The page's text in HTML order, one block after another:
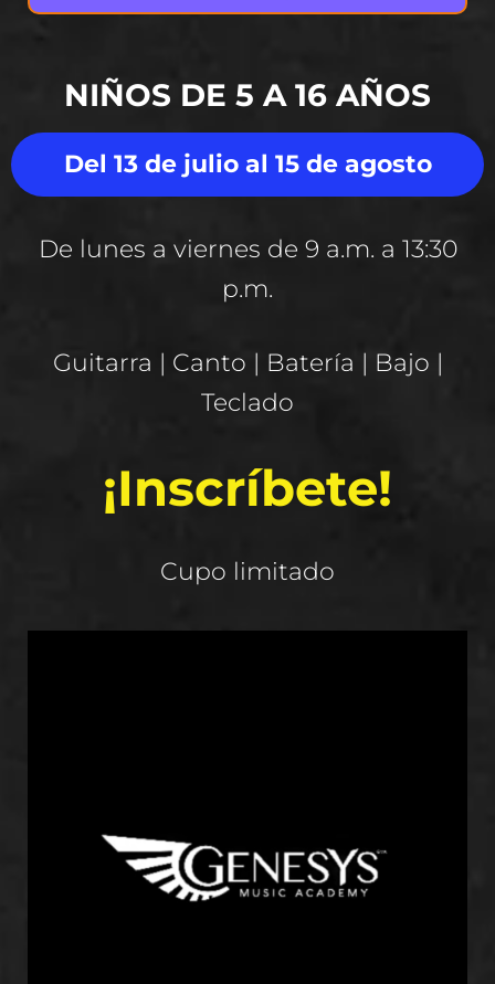
NIÑOS DE 5 A 16 AÑOS
Del 13 de julio al 15 de agosto
De lunes a viernes de 9 a.m. a 13:30
p.m.
Guitarra | Canto | Batería | Bajo |
Teclado
¡Inscríbete!
Cupo limitado